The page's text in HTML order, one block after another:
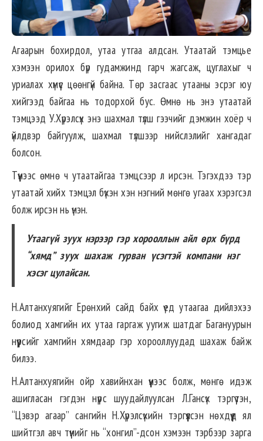
Агаарын бохирдол, утаа утгаа алдсан. Утаатай тэмцье
хэмээн орилох бүр гудамжинд гарч жагсаж, цуглахыг ч
уриалах хүмүүс цөөнгүй байна. Төр засгаас утааны эсрэг юу
хийгээд байгаа нь тодорхой бус. Өмнө нь энэ утаатай
тэмцээд У.Хүрэлсүх энэ шахмал түлш гээчийг дэмжин хоёр ч
үйлдвэр байгуулж, шахмал түлшээр нийслэлийг хангадаг
болсон.
Түүнээс өмнө ч утаатайгаа тэмцсээр л ирсэн. Тэгэхдээ тэр
утаатай хийх тэмцэл бүхэн хэн нэгний мөнгө угаах хэрэгсэл
болж ирсэн нь үнэн.
Утаагүй зуух нэрээр гэр хорооллын айл өрх бүрд
“хямд” зуух шахаж гурван үсэгтэй компани нэг
хэсэг цулайсан.
Н.Алтанхуягийг Ерөнхий сайд байх үед утаагаа дийлэхээ
болиод хамгийн их утаа гаргаж уугиж шатдаг Багануурын
нүүрсийг хамгийн хямдаар гэр хорооллуудад шахаж байж
билээ.
Н.Алтанхуягийн ойр хавийнхан үүнээс болж, мөнгө идэж
ашигласан гэгдэн нүүрс шуудайлуулсан Л.Гансүх тэргүүтэн,
“Цэвэр агаар” сангийн Н.Хүрэлсүхийн тэргүүлсэн нөхдүүд ял
шийтгэл авч түүнийг нь “хонгил”-дсон хэмээн тэрбээр зарга